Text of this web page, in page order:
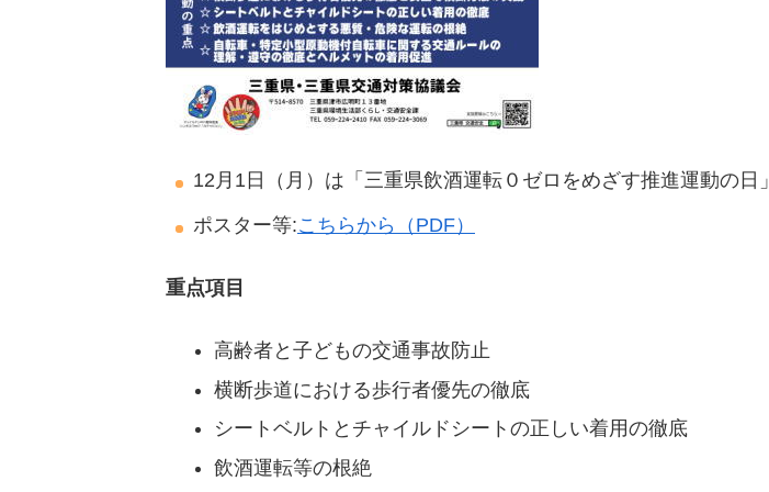
12月1日（月）は「三重県飲酒運転０ゼロをめざす推進運動の日」
ポスター等:こちらから（PDF）
重点項目
高齢者と子どもの交通事故防止
横断歩道における歩行者優先の徹底
シートベルトとチャイルドシートの正しい着用の徹底
飲酒運転等の根絶